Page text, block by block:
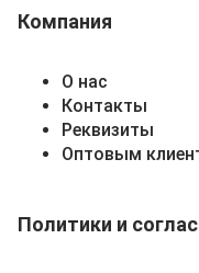
Компания
О нас
Контакты
Реквизиты
Оптовым
Политики и